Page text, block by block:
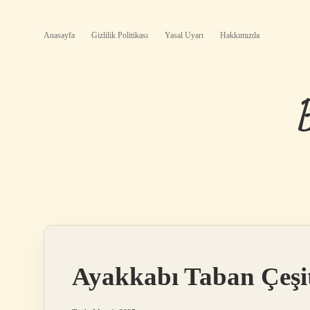
Anasayfa Gizlilik Politikası Yasal Uyarı Hakkımızda
Ayakkabı Taban